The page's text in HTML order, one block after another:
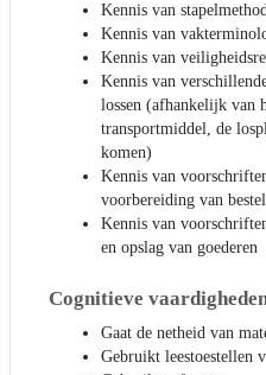
Kennis van
Kennis van
Kennis van
Kennis van
lossen (afhankelijk van
transportmiddel, de
komen)
Kennis van
voorbereiding van
Kennis van
en opslag van goederen
Cognitieve
Gaat de netheid van
Gebruikt leestoestellen